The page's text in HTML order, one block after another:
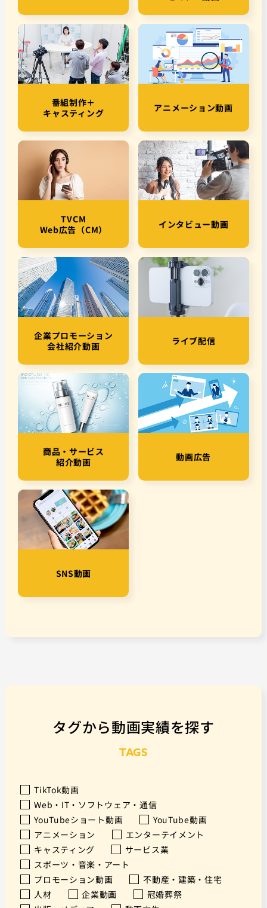
番組制作＋
キャスティング
TVCM
Web広告（CM）
企業プロモーション
会社紹介動画
商品・サービス
紹介動画
SNS動画
アニメーション動画
インタビュー動画
ライブ配信
動画広告
タグから動画実績を探す
TAGS
TikTok動画
Web・IT・ソフトウェア・通信
YouTubeショート動画
YouTube動画
アニメーション
エンターテイメント
キャスティング
サービス業
スポーツ・音楽・アート
プロモーション動画
不動産・建築・住宅
人材
企業動画
冠婚葬祭